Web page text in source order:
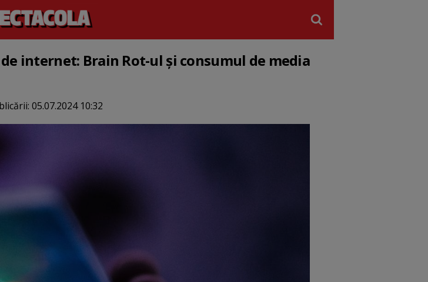
internet: Brain Rot-ul și consumul de media
05.07.2024 10:32